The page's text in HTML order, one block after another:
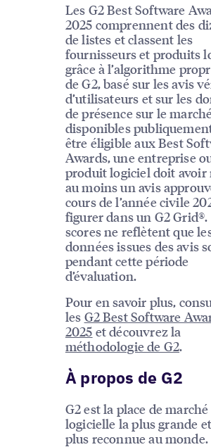
Les G2 Best Software
2025 comprennent des
de listes et classent les
fournisseurs et produits
grâce à l’algorithme
de G2, basé sur les avis
d’utilisateurs et sur les
de présence sur le marché
disponibles
être éligible aux Best
Awards, une entreprise
produit logiciel doit avoir
au moins un avis
cours de l’année civile
figurer dans un G2 Grid®.
scores ne reflètent que
données issues des avis
pendant cette période
d’évaluation.
Pour en savoir plus,
les G2 Best Software
2025 et découvrez la
méthodologie de G2.
À propos de G2
G2 est la place de marché
logicielle la plus grande
plus reconnue au monde.